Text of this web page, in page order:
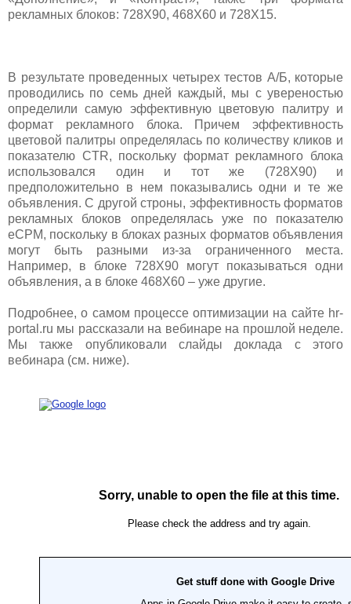
рекламных блоков: 728Х90, 468Х60 и 728Х15.
В результате проведенных четырех тестов А/Б, которые
проводились по семь дней каждый, мы с увереностью
определили самую эффективную цветовую палитру и
формат рекламного блока. Причем эффективность
цветовой палитры определялась по количеству кликов и
показателю CTR, поскольку формат рекламного блока
использовался один и тот же (728Х90) и
предположительно в нем показывались одни и те же
объявления. С другой строны, эффективность форматов
рекламных блоков определялась уже по показателю
eCPM, поскольку в блоках разных форматов объявления
могут быть разными из-за ограниченного места.
Например, в блоке 728Х90 могут показываться одни
объявления, а в блоке 468Х60 – уже другие.
Подробнее, о самом процессе оптимизации на сайте hr-
portal.ru мы рассказали на вебинаре на прошлой неделе.
Мы также опубликовали слайды доклада с этого
вебинара (см. ниже).